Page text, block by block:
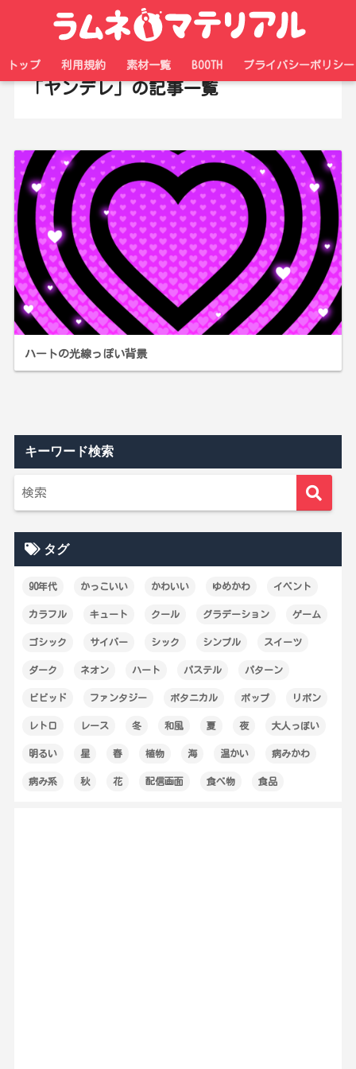
トップ 利用規約 素材一覧 BOOTH プライバシーポリシー
「ヤンデレ」の記事一覧
ハートの光線っぽい背景
キーワード検索
タグ
90年代 かっこいい かわいい ゆめかわ イベント
カラフル キュート クール グラデーション ゲーム
ゴシック サイバー シック シンプル スイーツ
ダーク ネオン ハート パステル パターン
ビビッド ファンタジー ボタニカル ポップ リボン
レトロ レース 冬 和風 夏 夜 大人っぽい
明るい 星 春 植物 海 温かい 病みかわ
病み系 秋 花 配信画面 食べ物 食品